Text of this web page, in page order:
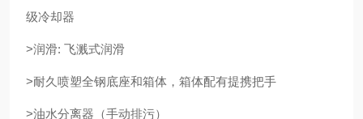
级冷却器
>润滑: 飞溅式润滑
>耐久喷塑全钢底座和箱体，箱体配有提携把手
>油水分离器（手动排污）